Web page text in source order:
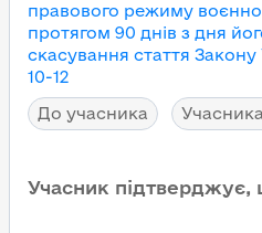
правового режиму
протягом 90 днів з дня
скасування стаття Закону
10-12
До учасника
Учасник підтверджує,